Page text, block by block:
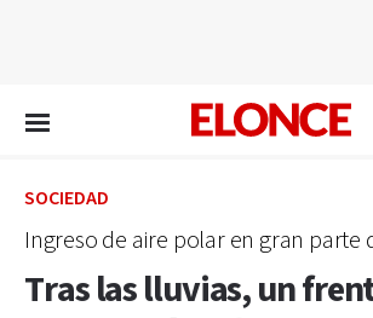
SOCIEDAD
Ingreso de aire polar en gran parte
Tras las lluvias, un